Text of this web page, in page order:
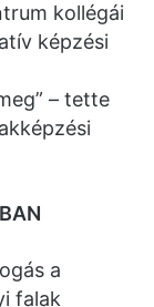
kollégái
képzési
– tette
a
falak